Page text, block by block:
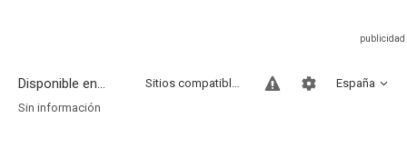
Disponible en... España
Sitios compatibles
Sin información